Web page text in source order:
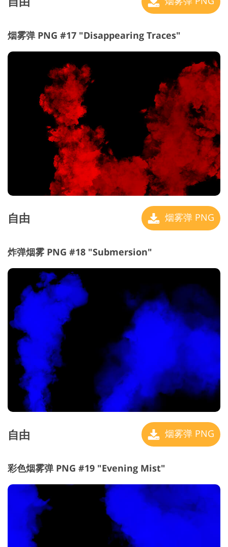
烟雾弹 PNG #17 "Disappearing Traces"
自由 烟雾弹 PNG
炸弹烟雾 PNG #18 "Submersion"
自由 烟雾弹 PNG
彩色烟雾弹 PNG #19 "Evening Mist"